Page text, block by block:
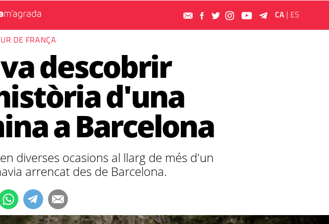
CA | ES
DE FRANÇA
descobrir
d'una
a Barcelona
diverses ocasions al llarg de més d'un
arrencat des de Barcelona.